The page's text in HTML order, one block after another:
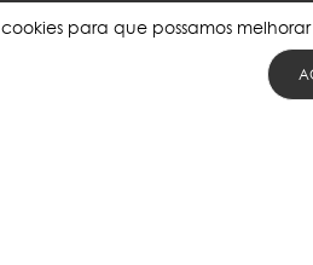
cookies para que possamos
Básicos do Lar & Automóvel